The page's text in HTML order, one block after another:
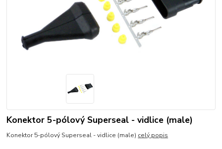
Konektor 5-pólový Superseal - vidlice (male)
Konektor 5-pólový Superseal - vidlice (male) celý popis